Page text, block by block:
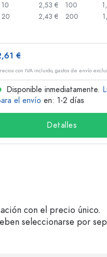
10
2,53 €
20
2,43 €
100
200
€
con IVA incluido, gastos de envío
Disponible inmediatamente.
el envío en: 1-2 días
Detalles
con el precio único.
seleccionarse por